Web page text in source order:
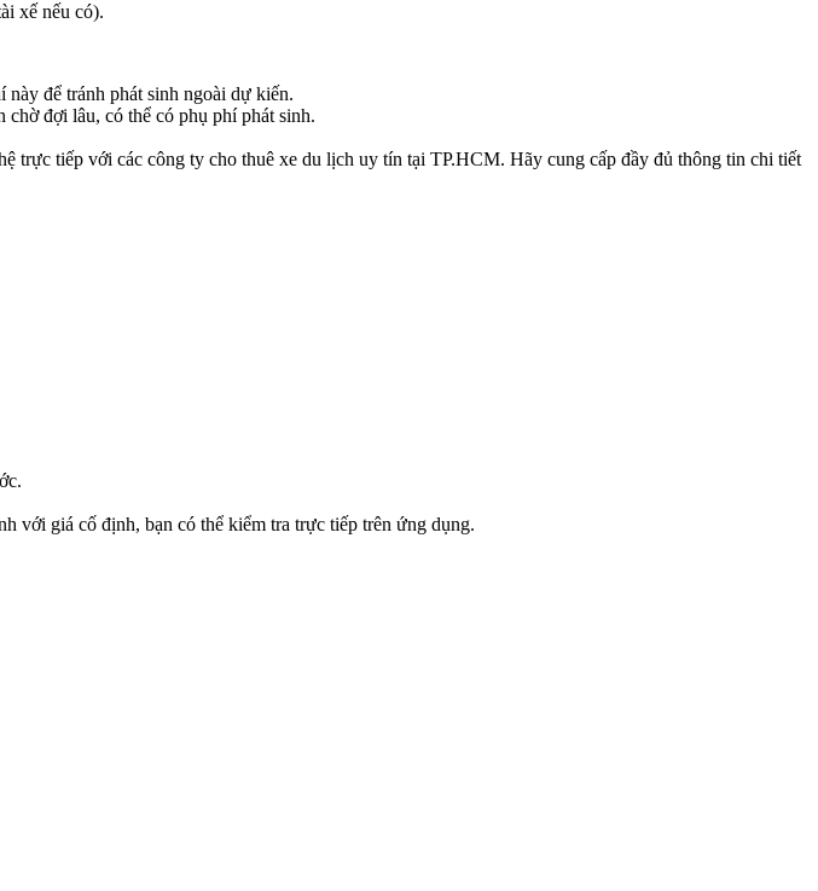
xế nếu có).
để tránh phát sinh ngoài dự kiến.
đợi lâu, có thể có phụ phí phát sinh.
trực tiếp với các công ty cho thuê xe du lịch uy tín tại TP.HCM. Hãy cung cấp đầy đủ thông tin chi tiết
với giá cố định, bạn có thể kiểm tra trực tiếp trên ứng dụng.